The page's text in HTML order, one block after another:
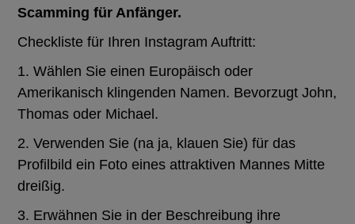
Scamming für Anfänger.
Checkliste für Ihren Instagram Auftritt:
1. Wählen Sie einen Europäisch oder
Amerikanisch klingenden Namen. Bevorzugt John,
Thomas oder Michael.
2. Verwenden Sie (na ja, klauen Sie) für das
Profilbild ein Foto eines attraktiven Mannes Mitte
dreißig.
3. Erwähnen Sie in der Beschreibung ihre